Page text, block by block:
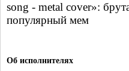
song - metal cover»:
популярный мем
Об исполнителях